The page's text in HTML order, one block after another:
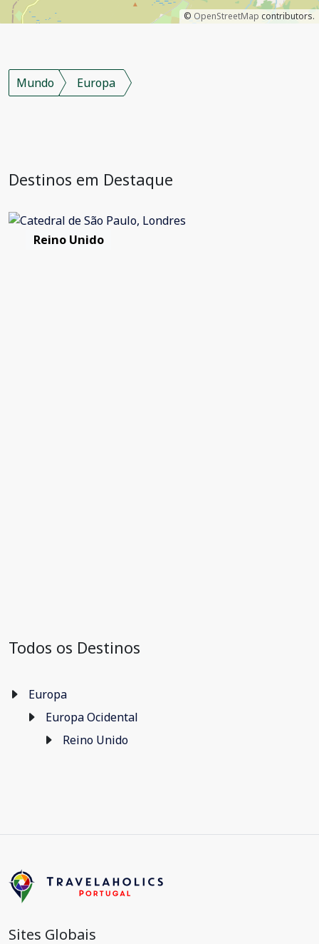
© OpenStreetMap contributors.
Mundo Europa
Destinos em Destaque
Reino Unido
Todos os Destinos
Europa
Europa Ocidental
Reino Unido
Sites Globais